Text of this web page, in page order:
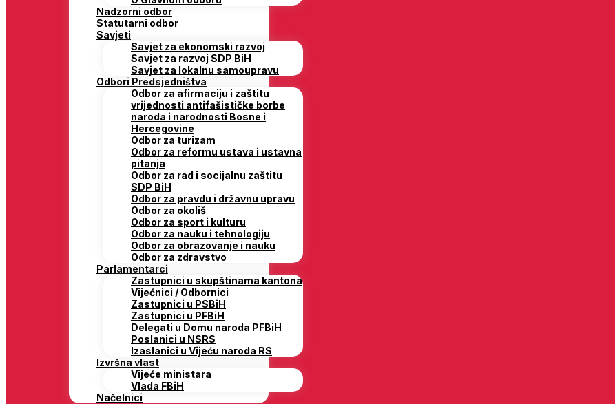
Nadzorni odbor
Statutarni odbor
Savjeti
Savjet za ekonomski razvoj
Savjet za razvoj SDP BiH
Savjet za lokalnu samoupravu
Odbori Predsjedništva
Odbor za afirmaciju i zaštitu
vrijednosti antifašističke borbe
naroda i narodnosti Bosne i
Hercegovine
Odbor za turizam
Odbor za reformu ustava i ustavna
pitanja
Odbor za rad i socijalnu zaštitu
SDP BiH
Odbor za pravdu i državnu upravu
Odbor za okoliš
Odbor za sport i kulturu
Odbor za nauku i tehnologiju
Odbor za obrazovanje i nauku
Odbor za zdravstvo
Parlamentarci
Zastupnici u skupštinama kantona
Vijećnici / Odbornici
Zastupnici u PSBiH
Zastupnici u PFBiH
Delegati u Domu naroda PFBiH
Poslanici u NSRS
Izaslanici u Vijeću naroda RS
Izvršna vlast
Vijeće ministara
Vlada FBiH
Načelnici